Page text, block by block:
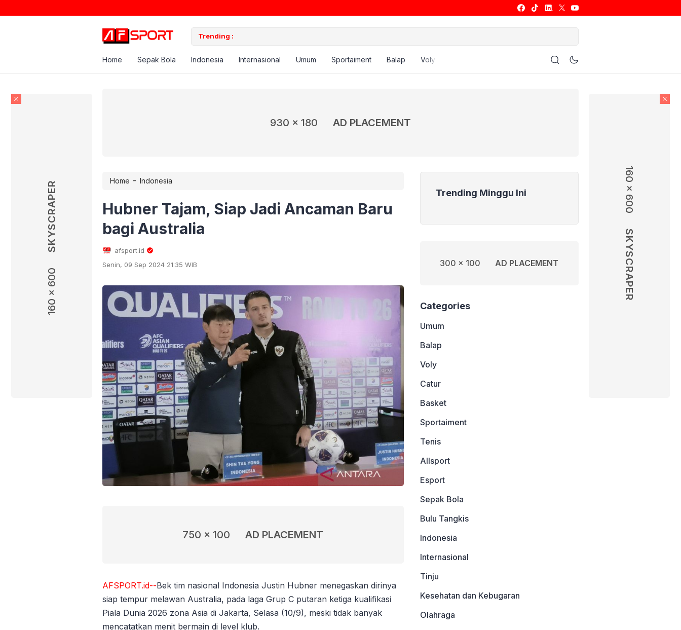
160 x 600
SKYSCRAPER 160 x 600
SKYSCRAPER
Trending :
Home Sepak Bola Indonesia Internasional Umum Sportaiment Balap Voly Allsport
930 x 180 AD PLACEMENT
Home - Indonesia
Hubner Tajam, Siap Jadi Ancaman Baru
bagi Australia
afsport.id
Senin, 09 Sep 2024 21:35 WIB
750 x 100 AD PLACEMENT
AFSPORT.id--Bek tim nasional Indonesia Justin Hubner menegaskan dirinya
siap tempur melawan Australia, pada laga Grup C putaran ketiga kualifikasi
Piala Dunia 2026 zona Asia di Jakarta, Selasa (10/9), meski tidak banyak
mencatatkan menit bermain di level klub.
Trending Minggu Ini
300 x 100 AD PLACEMENT
Categories
Umum
Balap
Voly
Catur
Basket
Sportaiment
Tenis
Allsport
Esport
Sepak Bola
Bulu Tangkis
Indonesia
Internasional
Tinju
Kesehatan dan Kebugaran
Olahraga